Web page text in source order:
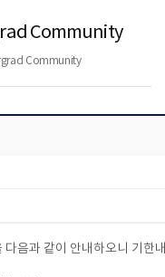
Community
Community
다음과 같이 안내하오니 기한